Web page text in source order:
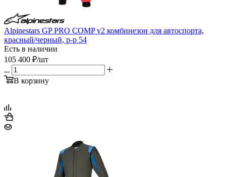
Alpinestars GP PRO COMP v2 комбинезон для автоспорта,
красный/черный, р-р 54
Есть в наличии
105 400 ₽/шт
В корзину